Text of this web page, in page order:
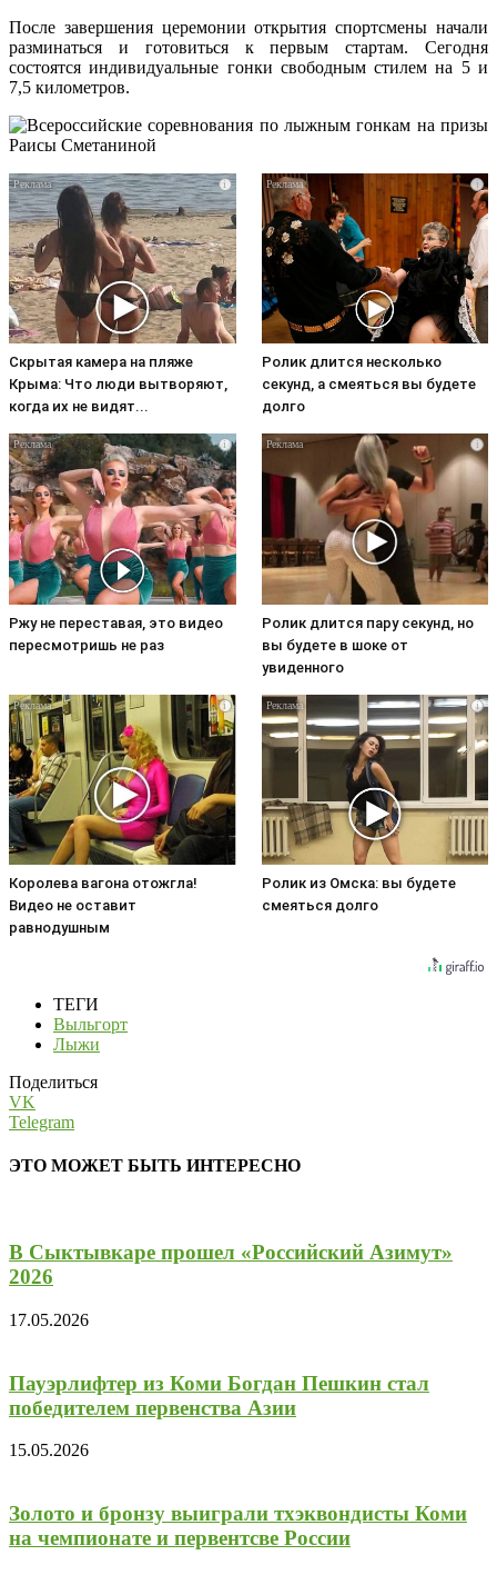
После завершения церемонии открытия спортсмены начали
разминаться и готовиться к первым стартам. Сегодня
состоятся индивидуальные гонки свободным стилем на 5 и
7,5 километров.
i
Скрытая камера на пляже
Крыма: Что люди вытворяют,
когда их не видят...
i
Ролик длится несколько
секунд, а смеяться вы будете
долго
i
Ржу не переставая, это видео
пересмотришь не раз
i
Ролик длится пару секунд, но
вы будете в шоке от
увиденного
i
Королева вагона отожгла!
Видео не оставит
равнодушным
i
Ролик из Омска: вы будете
смеяться долго
ТЕГИ
Выльгорт
Лыжи
Поделиться
VK
Telegram
ЭТО МОЖЕТ БЫТЬ ИНТЕРЕСНО
В Сыктывкаре прошел «Российский Азимут»
2026
17.05.2026
Пауэрлифтер из Коми Богдан Пешкин стал
победителем первенства Азии
15.05.2026
Золото и бронзу выиграли тхэквондисты Коми
на чемпионате и первентсве России